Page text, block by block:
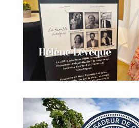
Hélène Lévêque